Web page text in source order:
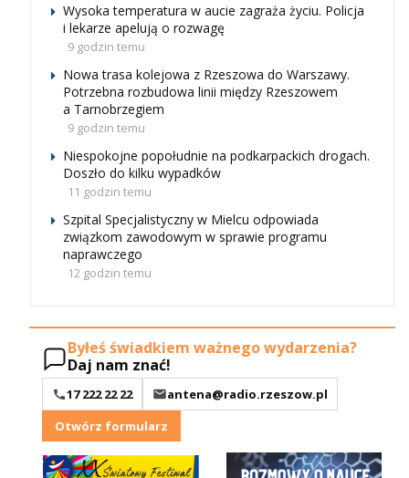
Wysoka temperatura w aucie zagraża życiu. Policja
i lekarze apelują o rozwagę
9 godzin temu
Nowa trasa kolejowa z Rzeszowa do Warszawy.
Potrzebna rozbudowa linii między Rzeszowem
a Tarnobrzegiem
9 godzin temu
Niespokojne popołudnie na podkarpackich drogach.
Doszło do kilku wypadków
11 godzin temu
Szpital Specjalistyczny w Mielcu odpowiada
związkom zawodowym w sprawie programu
naprawczego
12 godzin temu
Byłeś świadkiem ważnego wydarzenia?
Daj nam znać!
17 222 22 22
antena@radio.rzeszow.pl
Otwórz formularz